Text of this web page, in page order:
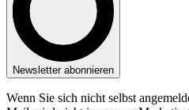
Newsletter abonnieren
Wenn Sie sich nicht selbst